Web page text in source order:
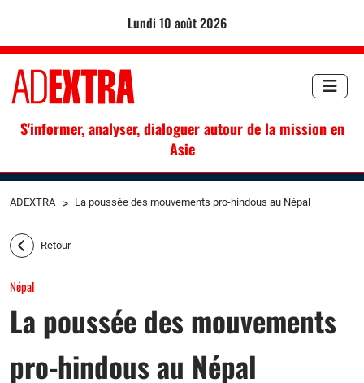
lundi 10 août 2026
S'informer, analyser, dialoguer autour de la mission en
Asie
ADEXTRA > La poussée des mouvements pro-hindous au Népal
Retour
Népal
La poussée des mouvements
pro-hindous au Népal